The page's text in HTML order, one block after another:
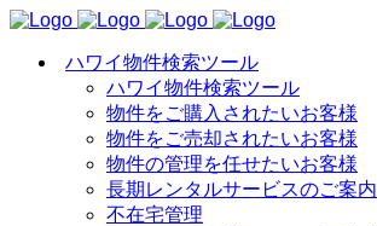
ハワイ物件検索ツール
ハワイ物件検索ツール
物件をご購入されたいお客様
物件をご売却されたいお客様
物件の管理を任せたいお客様
長期レンタルサービスのご案内
不在宅管理